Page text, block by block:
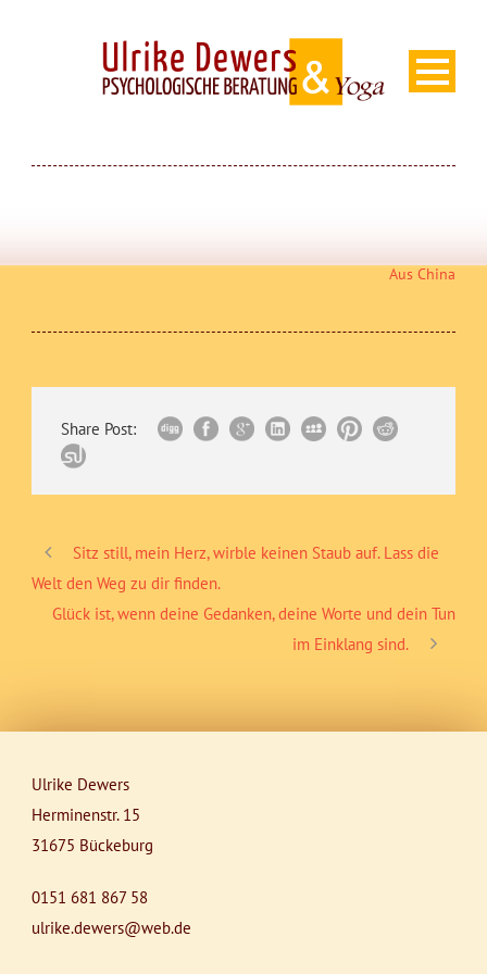
Aus China
Share Post:
Sitz still, mein Herz, wirble keinen Staub auf. Lass die
Welt den Weg zu dir finden.
Glück ist, wenn deine Gedanken, deine Worte und dein Tun
im Einklang sind.
Ulrike Dewers
Herminenstr. 15
31675 Bückeburg
0151 681 867 58
ulrike.dewers@web.de